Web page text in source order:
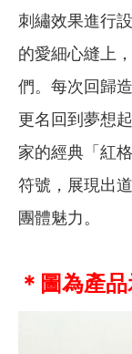
刺繡效果進行
的愛細心縫上
們。每次回歸
更名回到夢想
家的經典「紅
符號，展現出
團體魅力。
＊圖為產